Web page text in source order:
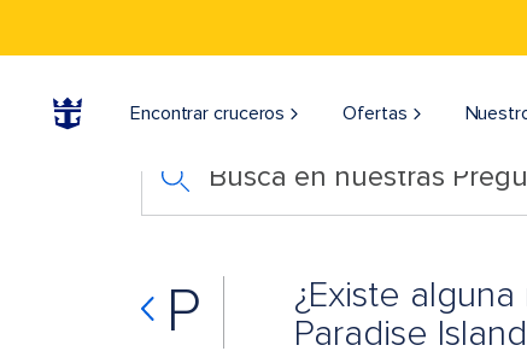
Encontrar cruceros Ofertas
Busca en nuestras
P
¿Existe
Paradise